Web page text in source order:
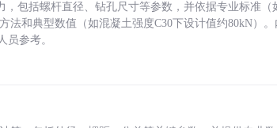
包括螺杆直径、钻孔尺寸等参数，并依据专业标准（
法和典型数值（如混凝土强度C30下设计值约80kN）
员参考。